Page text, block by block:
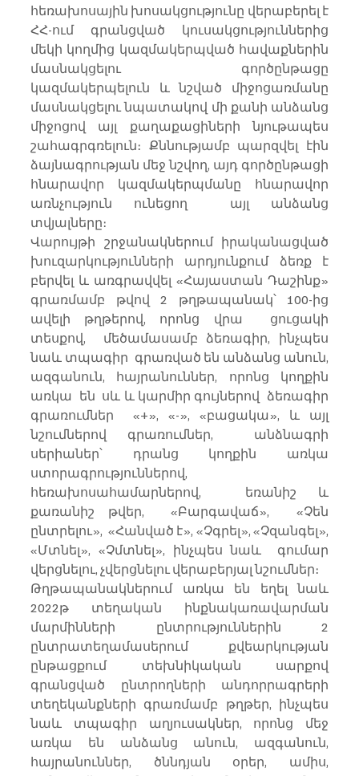
հեռախոսային խոսակցությունը վերաբերել է
ՀՀ-ում գրանցված կուսակցություններից
մեկի կողմից կազմակերպված հավաքներին
մասնակցելու գործընթացը
կազմակերպելուն և նշված միջոցառմանը
մասնակցելու նպատակով մի քանի անձանց
միջոցով այլ քաղաքացիների նյութապես
շահագրգռելուն։ Քննությամբ պարզվել էին
ձայնագրության մեջ նշվող, այդ գործընթացի
հնարավոր կազմակերպմանը հնարավոր
առնչություն ունեցող  այլ անձանց
տվյալները։
Վարույթի շրջանակներում իրականացված
խուզարկությունների արդյունքում ձեռք է
բերվել և առգրավվել «Հայաստան Դաշինք»
գրառմամբ թվով 2 թղթապանակ՝ 100-ից
ավելի թղթերով, որոնց վրա  ցուցակի
տեսքով,  մեծամասամբ ձեռագիր, ինչպես
նաև տպագիր  գրառված են անձանց անուն,
ազգանուն, հայրանուններ, որոնց կողքին
առկա  են  սև և կարմիր գույներով  ձեռագիր
գրառումներ  «+», «-», «բացակա», և այլ
նշումներով գրառումներ,  անձնագրի
սերիաներ՝ դրանց կողքին առկա
ստորագրություններով,
հեռախոսահամարներով,  եռանիշ և
քառանիշ թվեր,  «Բարգավաճ»,  «Չեն
ընտրելու»,  «Հանված է», «Չգրել», «Չզանգել»,
«Մտնել», «Չմտնել», ինչպես նաև  գումար
վերցնելու, չվերցնելու վերաբերյալ նշումներ։
Թղթապանակներում առկա են եղել նաև
2022թ տեղական ինքնակառավարման
մարմինների ընտրություններին 2
ընտրատեղամասերում քվեարկության
ընթացքում տեխնիկական սարքով
գրանցված ընտրողների անդորրագրերի
տեղեկանքների գրառմամբ թղթեր, ինչպես
նաև տպագիր աղյուսակներ, որոնց մեջ
առկա են անձանց անուն, ազգանուն,
հայրանուններ, ծննդյան օրեր, ամիս,